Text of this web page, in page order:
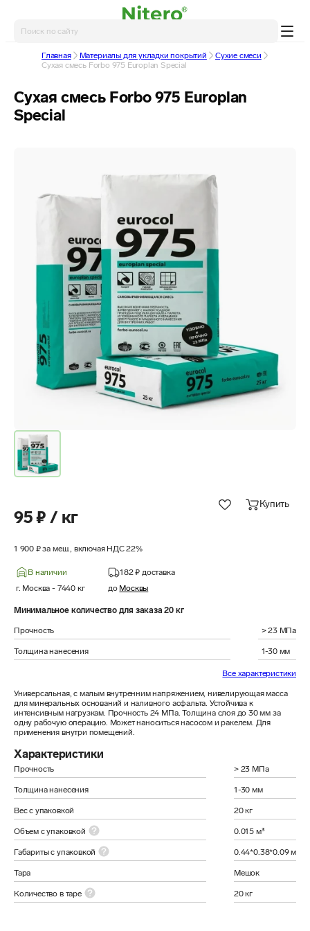
Главная Материалы для укладки покрытий
Сухие смеси
Сухая смесь Forbo 975 Europlan Special
Сухая смесь Forbo 975 Europlan
Special
95 ₽ / кг
1 900 ₽ за меш., включая НДС 22%
Купить
В наличии 182 ₽ доставка
г. Москва - 7440 кг до Москвы
Минимальное количество для заказа 20 кг
Прочность > 23 МПа
Толщина нанесения 1-30 мм
Все характеристики
Универсальная, с малым внутренним напряжением, нивелирующая масса
для минеральных оснований и наливного асфальта. Устойчива к
интенсивным нагрузкам. Прочность 24 МПа. Толщина слоя до 30 мм за
одну рабочую операцию. Может наноситься насосом и ракелем. Для
применения внутри помещений.
Характеристики
Прочность > 23 МПа
Толщина нанесения 1-30 мм
Вес с упаковкой 20 кг
Объем с упаковкой 0.015 м³
Габариты с упаковкой 0.44*0.38*0.09 м
Тара Мешок
Количество в таре 20 кг